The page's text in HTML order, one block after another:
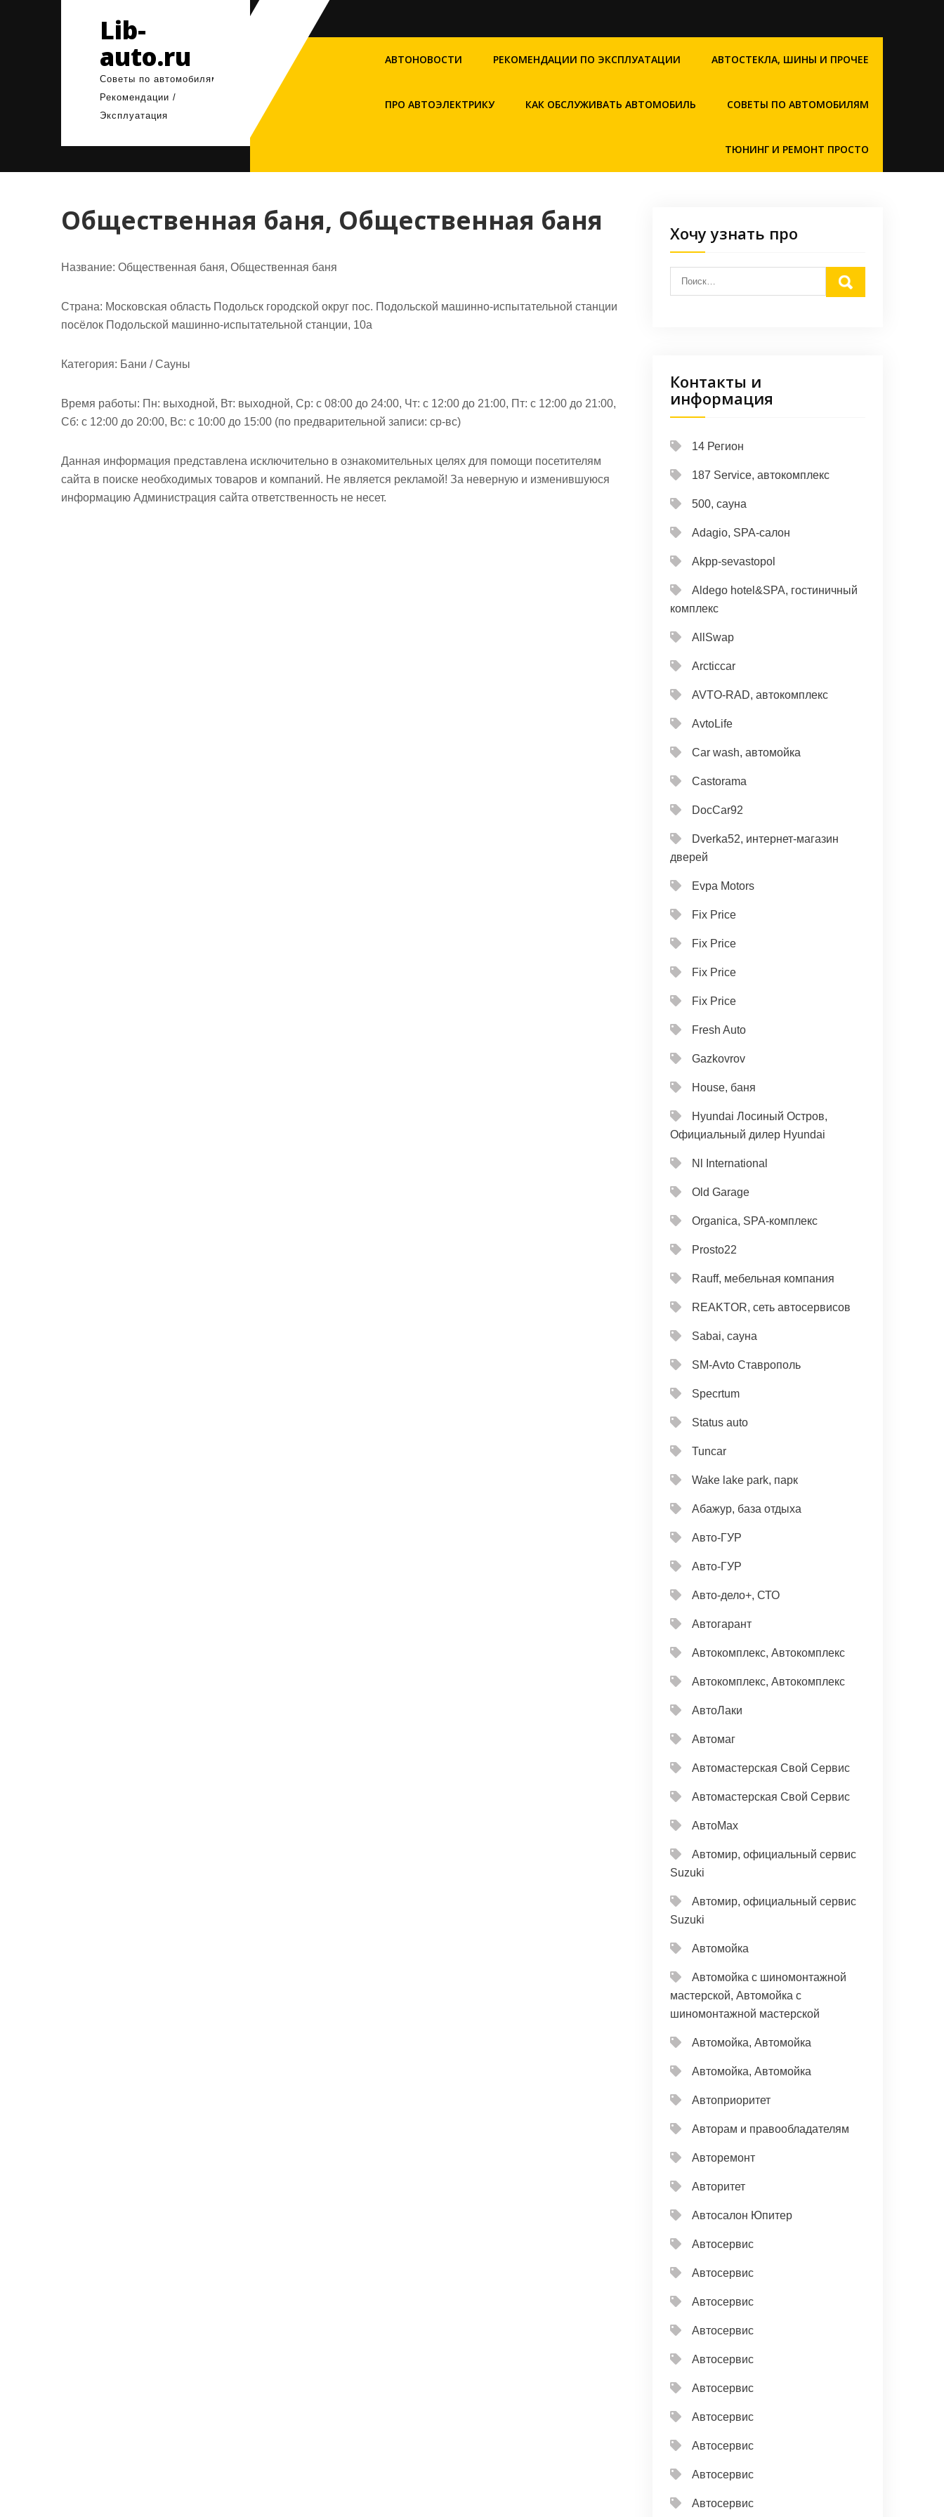
Lib-
auto.ru
Советы по автомобилям /
Рекомендации /
Эксплуатация
АВТОНОВОСТИ РЕКОМЕНДАЦИИ ПО ЭКСПЛУАТАЦИИ АВТОСТЕКЛА, ШИНЫ И ПРОЧЕЕ
ПРО АВТОЭЛЕКТРИКУ КАК ОБСЛУЖИВАТЬ АВТОМОБИЛЬ СОВЕТЫ ПО АВТОМОБИЛЯМ
ТЮНИНГ И РЕМОНТ ПРОСТО
Общественная баня, Общественная баня
Название: Общественная баня, Общественная баня
Страна: Московская область Подольск городской округ пос. Подольской машинно-испытательной станции
посёлок Подольской машинно-испытательной станции, 10а
Категория: Бани / Сауны
Время работы: Пн: выходной, Вт: выходной, Ср: с 08:00 до 24:00, Чт: с 12:00 до 21:00, Пт: с 12:00 до 21:00,
Сб: с 12:00 до 20:00, Вс: с 10:00 до 15:00 (по предварительной записи: ср-вс)
Данная информация представлена исключительно в ознакомительных целях для помощи посетителям
сайта в поиске необходимых товаров и компаний. Не является рекламой! За неверную и изменившуюся
информацию Администрация сайта ответственность не несет.
Хочу узнать про
Контакты и
информация
14 Регион
187 Service, автокомплекс
500, сауна
Adagio, SPA-салон
Akpp-sevastopol
Aldego hotel&SPA, гостиничный
комплекс
AllSwap
Arcticcar
AVTO-RAD, автокомплекс
AvtoLife
Car wash, автомойка
Castorama
DocCar92
Dverka52, интернет-магазин
дверей
Evpa Motors
Fix Price
Fix Price
Fix Price
Fix Price
Fresh Auto
Gazkovrov
House, баня
Hyundai Лосиный Остров,
Официальный дилер Hyundai
Nl International
Old Garage
Organica, SPA-комплекс
Prosto22
Rauff, мебельная компания
REAKTOR, сеть автосервисов
Sabai, сауна
SM-Avto Ставрополь
Specrtum
Status auto
Tuncar
Wake lake park, парк
Абажур, база отдыха
Авто-ГУР
Авто-ГУР
Авто-дело+, СТО
Автогарант
Автокомплекс, Автокомплекс
Автокомплекс, Автокомплекс
АвтоЛаки
Автомаг
Автомастерская Свой Сервис
Автомастерская Свой Сервис
АвтоМах
Автомир, официальный сервис
Suzuki
Автомир, официальный сервис
Suzuki
Автомойка
Автомойка с шиномонтажной
мастерской, Автомойка с
шиномонтажной мастерской
Автомойка, Автомойка
Автомойка, Автомойка
Автоприоритет
Авторам и правообладателям
Авторемонт
Авторитет
Автосалон Юпитер
Автосервис
Автосервис
Автосервис
Автосервис
Автосервис
Автосервис
Автосервис
Автосервис
Автосервис
Автосервис